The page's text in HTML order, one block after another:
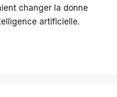
changer la donne
artificielle.